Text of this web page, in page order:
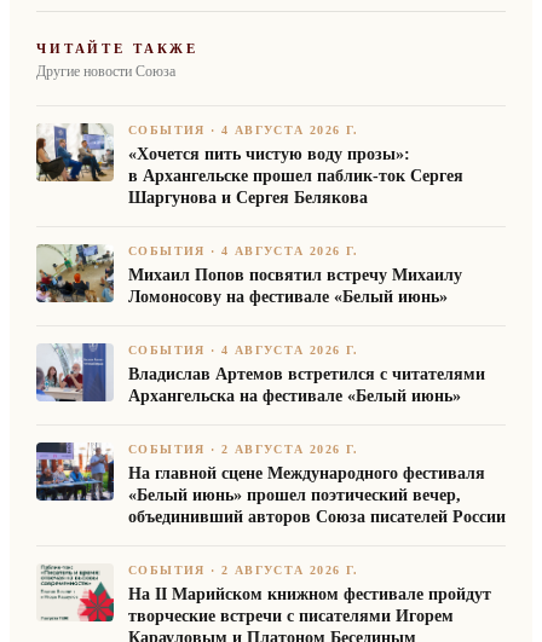
ЧИТАЙТЕ ТАКЖЕ
Другие новости Союза
СОБЫТИЯ ·4 АВГУСТА 2026 Г.
«Хочется пить чистую воду прозы»:
в Архангельске прошел паблик-ток Сергея
Шаргунова и Сергея Белякова
СОБЫТИЯ ·4 АВГУСТА 2026 Г.
Михаил Попов посвятил встречу Михаилу
Ломоносову на фестивале «Белый июнь»
СОБЫТИЯ ·4 АВГУСТА 2026 Г.
Владислав Артемов встретился с читателями
Архангельска на фестивале «Белый июнь»
СОБЫТИЯ ·2 АВГУСТА 2026 Г.
На главной сцене Международного фестиваля
«Белый июнь» прошел поэтический вечер,
объединивший авторов Союза писателей России
СОБЫТИЯ ·2 АВГУСТА 2026 Г.
На II Марийском книжном фестивале пройдут
творческие встречи с писателями Игорем
Карауловым и Платоном Бесединым